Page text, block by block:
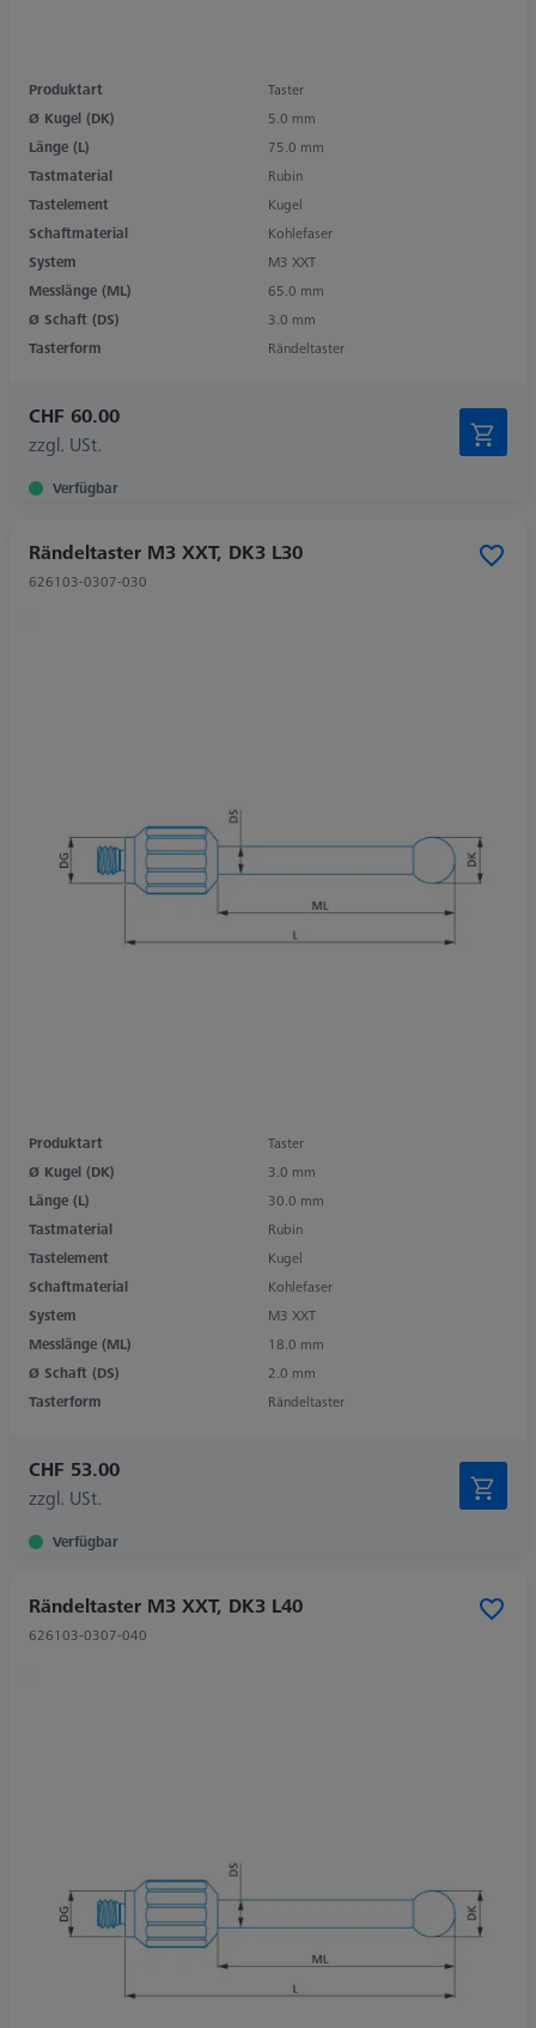
Produktart
Taster
Ø Kugel (DK)
5.0 mm
Länge (L)
75.0 mm
Tastmaterial
Rubin
Tastelement
Kugel
Schaftmaterial
Kohlefaser
System
M3 XXT
Messlänge (ML)
65.0 mm
Ø Schaft (DS)
3.0 mm
Tasterform
Rändeltaster
CHF 60.00
zzgl. USt.
Verfügbar
Rändeltaster M3 XXT, DK3 L30
626103-0307-030
Produktart
Taster
Ø Kugel (DK)
3.0 mm
Länge (L)
30.0 mm
Tastmaterial
Rubin
Tastelement
Kugel
Schaftmaterial
Kohlefaser
System
M3 XXT
Messlänge (ML)
18.0 mm
Ø Schaft (DS)
2.0 mm
Tasterform
Rändeltaster
CHF 53.00
zzgl. USt.
Verfügbar
Rändeltaster M3 XXT, DK3 L40
626103-0307-040